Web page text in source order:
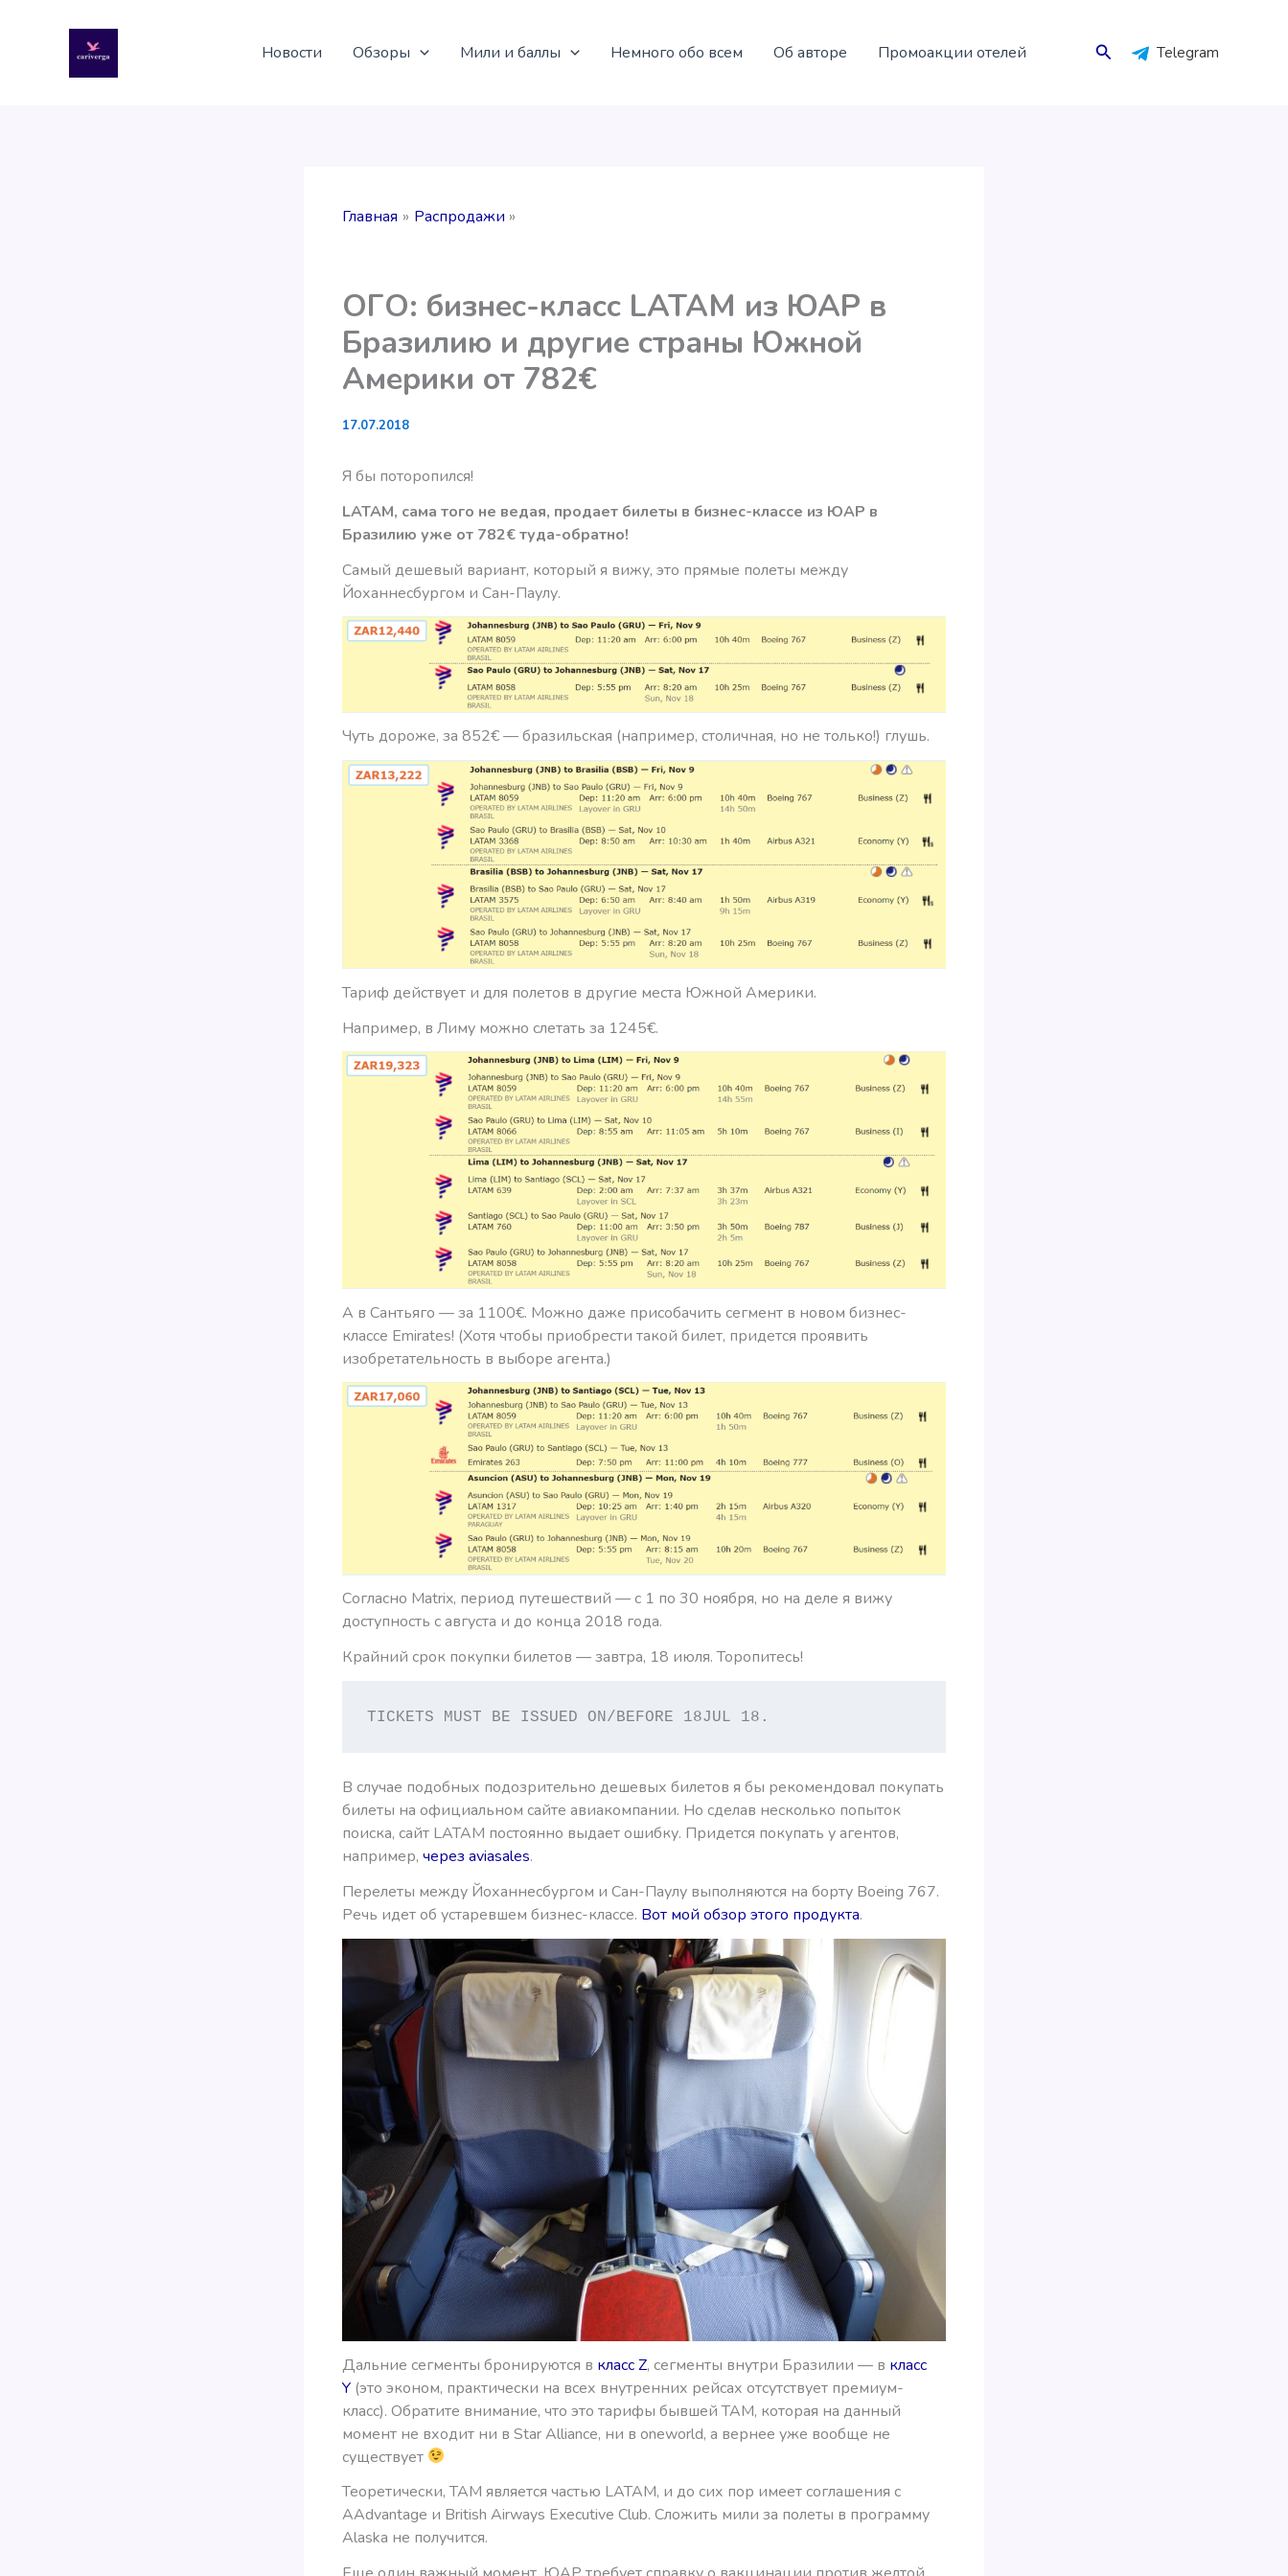
содержимому
Новости Обзоры Мили и баллы Немного обо всем Об авторе Промоакции отелей Поиск Telegram
Главная Распродажи
ОГО: бизнес-класс LATAM из ЮАР в
Бразилию и другие страны Южной
Америки от 782€
17.07.2018
Я бы поторопился!
LATAM, сама того не ведая, продает билеты в бизнес-классе из ЮАР в
Бразилию уже от 782€ туда-обратно!
Самый дешевый вариант, который я вижу, это прямые полеты между
Йоханнесбургом и Сан-Паулу.
Чуть дороже, за 852€ — бразильская (например, столичная, но не только!) глушь.
Тариф действует и для полетов в другие места Южной Америки.
Например, в Лиму можно слетать за 1245€.
А в Сантьяго — за 1100€. Можно даже присобачить сегмент в новом бизнес-
классе Emirates! (Хотя чтобы приобрести такой билет, придется проявить
изобретательность в выборе агента.)
Согласно Matrix, период путешествий — с 1 по 30 ноября, но на деле я вижу
доступность с августа и до конца 2018 года.
Крайний срок покупки билетов — завтра, 18 июля. Торопитесь!
TICKETS MUST BE ISSUED ON/BEFORE 18JUL 18.
В случае подобных подозрительно дешевых билетов я бы рекомендовал покупать
билеты на официальном сайте авиакомпании. Но сделав несколько попыток
поиска, сайт LATAM постоянно выдает ошибку. Придется покупать у агентов,
например, через aviasales.
Перелеты между Йоханнесбургом и Сан-Паулу выполняются на борту Boeing 767.
Речь идет об устаревшем бизнес-классе. Вот мой обзор этого продукта.
Дальние сегменты бронируются в класс Z, сегменты внутри Бразилии — в класс
Y (это эконом, практически на всех внутренних рейсах отсутствует премиум-
класс). Обратите внимание, что это тарифы бывшей TAM, которая на данный
момент не входит ни в Star Alliance, ни в oneworld, а вернее уже вообще не
существует
Теоретически, TAM является частью LATAM, и до сих пор имеет соглашения с
AAdvantage и British Airways Executive Club. Сложить мили за полеты в программу
Alaska не получится.